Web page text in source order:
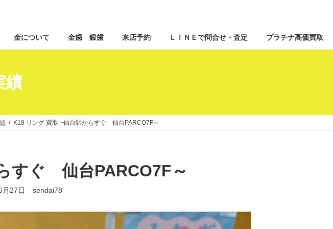
金について 金歯 銀歯 来店予約 ＬＩＮＥで問合せ・査定 プラチナ高価買取
績
K18 リング 買取 ~仙台駅からすぐ 仙台PARCO7F～
すぐ 仙台PARCO7F～
月27日 sendai78